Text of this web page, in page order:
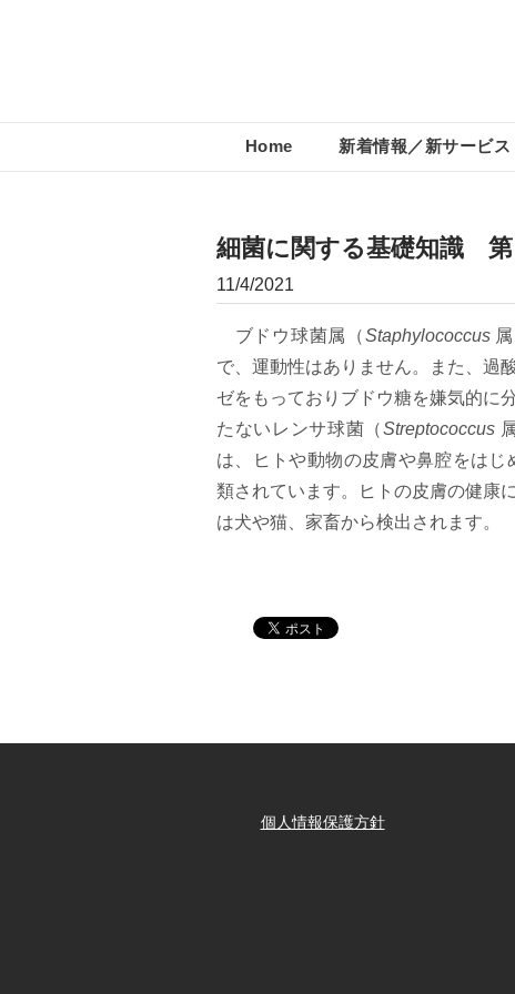
Home 新着情報／新サービス
細菌に関する基礎知識 第
11/4/2021
ブドウ球菌属（Staphylococcus
で、運動性はありません。また、過
ゼをもっておりブドウ糖を嫌気的に
たないレンサ球菌（Streptococcus
は、ヒトや動物の皮膚や鼻腔をは
類されています。ヒトの皮膚の健康
は犬や猫、家畜から検出されます。
個人情報保護方針